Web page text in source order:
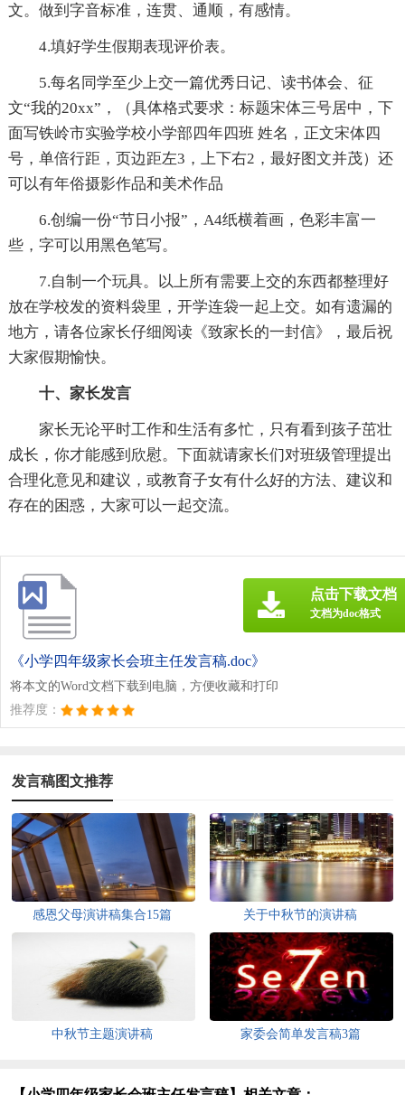
文。做到字音标准，连贯、通顺，有感情。
4.填好学生假期表现评价表。
5.每名同学至少上交一篇优秀日记、读书体会、征
文“我的20xx”，（具体格式要求：标题宋体三号居中，下
面写铁岭市实验学校小学部四年四班 姓名，正文宋体四
号，单倍行距，页边距左3，上下右2，最好图文并茂）还
可以有年俗摄影作品和美术作品
6.创编一份“节日小报”，A4纸横着画，色彩丰富一
些，字可以用黑色笔写。
7.自制一个玩具。以上所有需要上交的东西都整理好
放在学校发的资料袋里，开学连袋一起上交。如有遗漏的
地方，请各位家长仔细阅读《致家长的一封信》，最后祝
大家假期愉快。
十、家长发言
家长无论平时工作和生活有多忙，只有看到孩子茁壮
成长，你才能感到欣慰。下面就请家长们对班级管理提出
合理化意见和建议，或教育子女有什么好的方法、建议和
存在的困惑，大家可以一起交流。
《小学四年级家长会班主任发言稿.doc》
将本文的Word文档下载到电脑，方便收藏和打印
推荐度：
点击下载文档
文档为doc格式
发言稿图文推荐
感恩父母演讲稿集合15篇 关于中秋节的演讲稿
中秋节主题演讲稿 家委会简单发言稿3篇